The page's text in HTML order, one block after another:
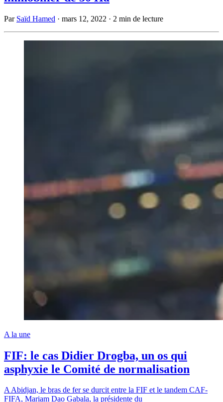
Par Saïd Hamed · mars 12, 2022 · 2 min de lecture
A la une
FIF: le cas Didier Drogba, un os qui
asphyxie le Comité de normalisation
A Abidjan, le bras de fer se durcit entre la FIF et le tandem CAF-
FIFA, Mariam Dao Gabala, la présidente du